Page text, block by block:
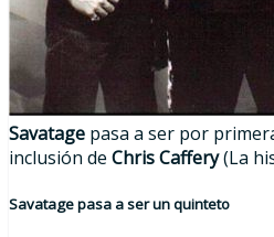
Savatage pasa a ser por
inclusión de Chris Caffery(La
Savatage pasa a ser un quinteto